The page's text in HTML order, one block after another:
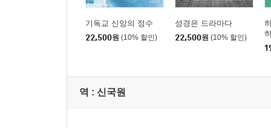
기독교 신앙의 정수
22,500원 (10% 할인)
성경은 드라마다
22,500원 (10% 할인)
역 : 신국원